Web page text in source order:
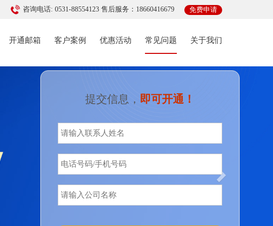
免费申请
咨询电话: 0531-88554123 售后服务：18660416679
开通邮箱 客户案例 优惠活动 常见问题 (current)
关于我们
Next
提交信息， 即可开通！